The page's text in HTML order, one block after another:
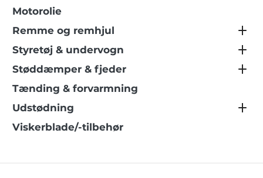
Motorolie
Remme og remhjul
Styretøj & undervogn
Støddæmper & fjeder
Tænding & forvarmning
Udstødning
Viskerblade/-tilbehør